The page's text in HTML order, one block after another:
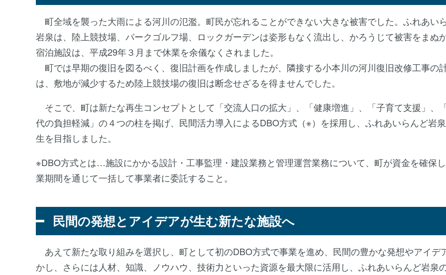
町全域を襲った大雨による河川の氾濫。町民が忘れることができない大きな被害でした。ふれあい
岩泉は、陸上競技場、パークゴルフ場、ロックガーデンは姿形もなく流出し、かろうじて被害をまぬ
宿泊施設は、平成29年３月まで休業を余儀なくされました。
町では早期の復旧を図るべく、復旧計画を作成しましたが、隣接する小本川の河川復旧改修工事の
は、敷地が減少するため陸上競技場の復旧は断念せざるを得ませんでした。
そこで、町は新たな再生コンセプトとして「交流人口の拡大」、「健康増進」、「子育て支援」、
代の負担軽減」の４つの柱を掲げ、民間活力導入によるDBO方式（※）を採用し、ふれあいらんど岩
生を目指しました。
※DBO方式とは…施設にかかる設計・工事監理・建設業務と管理運営業務について、町が資金を確保
業期間を通じて一括して事業者に委託すること。
民間の発想とアイデアが生む新たな施設へ
あえて新たな取り組みを選択し、町として初のDBO方式で事業を進め、民間の豊かな発想やアイデ
かし、さらには人材、知識、ノウハウ、技術力といった資源を最大限に活用し、ふれあいらんど岩泉